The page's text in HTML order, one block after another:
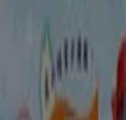
あなたはここにいる：